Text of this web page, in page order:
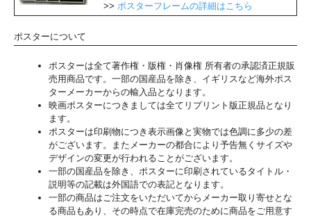
>> ポスターフレームの詳細はこちら
ポスターについて
ポスターは全て著作権・版権・肖像権 所有者の承認済正規販
売用商品です。一部の国産品を除き、イギリスなど海外ポス
ターメーカーからの輸入品となります。
映画ポスターにつきましては全てリプリント版正規品となり
ます。
ポスターは印刷物につき表示画像と実物では色調に多少の差
がございます。またメーカーの都合により予告無くサイズや
デザインの変更が行われることがございます。
一部の国産品を除き、ポスターに印刷されているタイトル・
説明等の記載は外国語での表記となります。
一部の商品はご注文をいただいてからメーカー取り寄せとな
る商品もあり、その時点で在庫完売のために商品をご用意す